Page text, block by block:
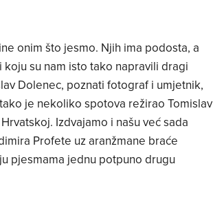
onim što jesmo. Njih ima podosta, a
su nam isto tako napravili dragi
Dolenec, poznati fotograf i umjetnik,
je nekoliko spotova režirao Tomislav
Izdvajamo i našu već sada
Profete uz aranžmane braće
pjesmama jednu potpuno drugu